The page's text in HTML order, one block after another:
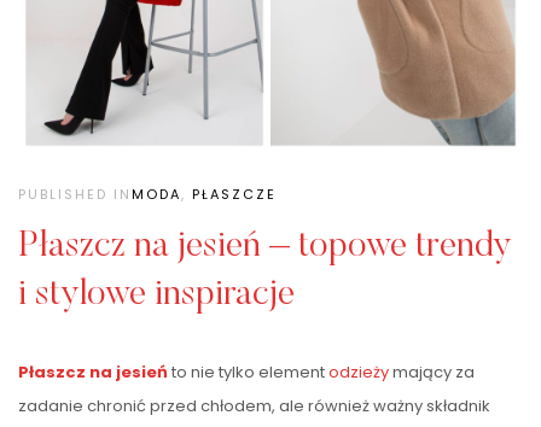
PUBLISHED INMODA, PŁASZCZE
Płaszcz na jesień – topowe trendy
i stylowe inspiracje
Płaszcz na jesień to nie tylko elementodzieżymający za
zadanie chronić przed chłodem, ale również ważny składnik